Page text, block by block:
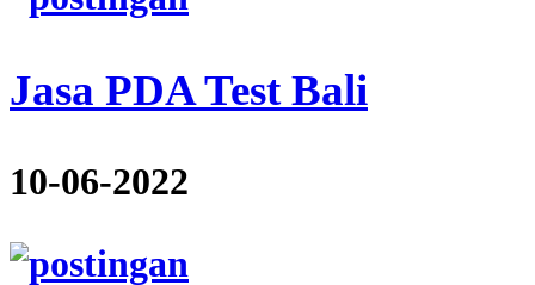
Jasa PDA Test Bali
10-06-2022